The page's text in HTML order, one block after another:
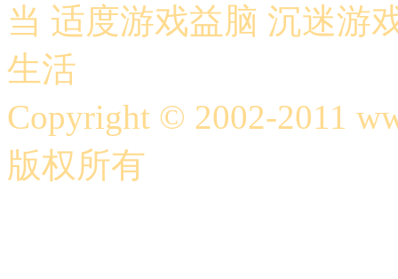
当 适度游戏益脑 沉迷游
生活
Copyright © 2002-2011
版权所有